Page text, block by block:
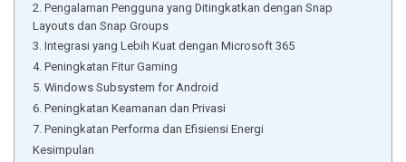
2. Pengalaman Pengguna yang Ditingkatkan dengan Snap
Layouts dan Snap Groups
3. Integrasi yang Lebih Kuat dengan Microsoft 365
4. Peningkatan Fitur Gaming
5. Windows Subsystem for Android
6. Peningkatan Keamanan dan Privasi
7. Peningkatan Performa dan Efisiensi Energi
Kesimpulan